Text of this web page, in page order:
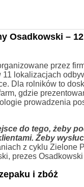
Osadkowski –
przez
11 lokalizacjach
Dla rolników to
gdzie
prowadzenia
do tego, żeby
Żeby
z cyklu Zielone
prezes Osadkowski
i zbóż